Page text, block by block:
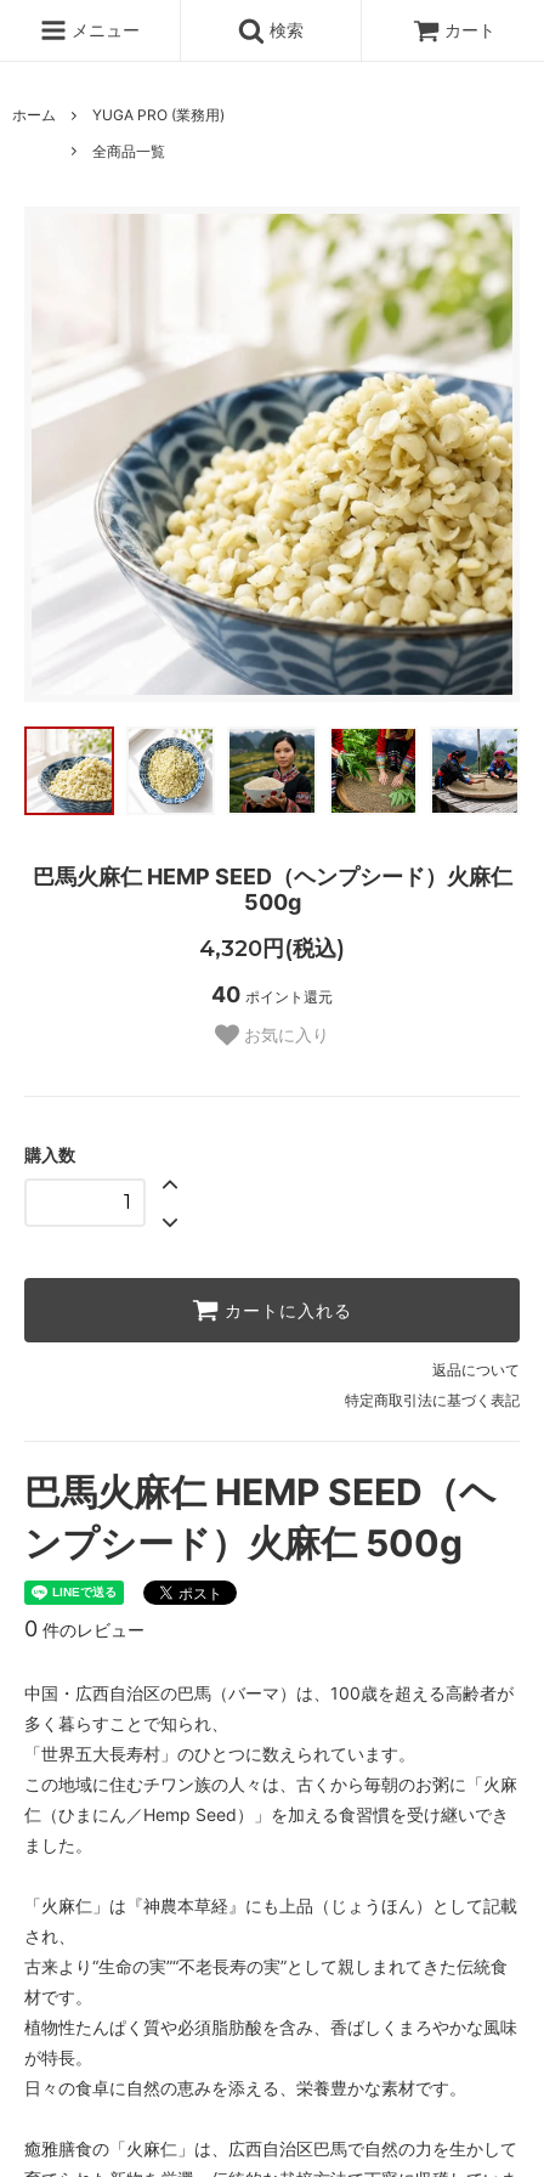
メニュー 検索 カート
ホーム
YUGA PRO (業務用)
全商品一覧
巴馬火麻仁 HEMP SEED（ヘンプシード）火麻仁
500g
4,320円(税込)
40 ポイント還元
お気に入り
購入数
カートに入れる
返品について
特定商取引法に基づく表記
巴馬火麻仁 HEMP SEED（ヘ
ンプシード）火麻仁 500g
0 件のレビュー
中国・広西自治区の巴馬（バーマ）は、100歳を超える高齢者が
多く暮らすことで知られ、
「世界五大長寿村」のひとつに数えられています。
この地域に住むチワン族の人々は、古くから毎朝のお粥に「火麻
仁（ひまにん／Hemp Seed）」を加える食習慣を受け継いでき
ました。
「火麻仁」は『神農本草経』にも上品（じょうほん）として記載
され、
古来より“生命の実”“不老長寿の実”として親しまれてきた伝統食
材です。
植物性たんぱく質や必須脂肪酸を含み、香ばしくまろやかな風味
が特長。
日々の食卓に自然の恵みを添える、栄養豊かな素材です。
癒雅膳食の「火麻仁」は、広西自治区巴馬で自然の力を生かして